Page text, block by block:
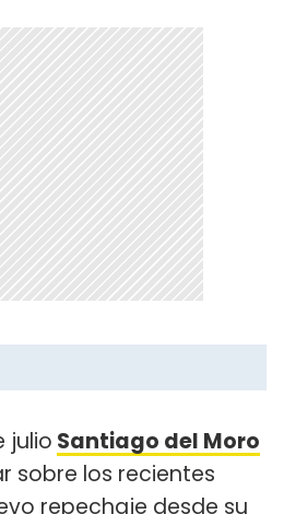
julio Santiago del Moro
sobre los recientes
repechaje desde su